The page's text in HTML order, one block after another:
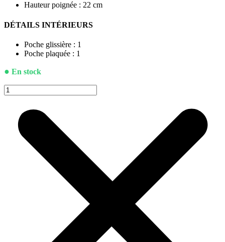
Hauteur poignée : 22 cm
DÉTAILS INTÉRIEURS
Poche glissière : 1
Poche plaquée : 1
● En stock